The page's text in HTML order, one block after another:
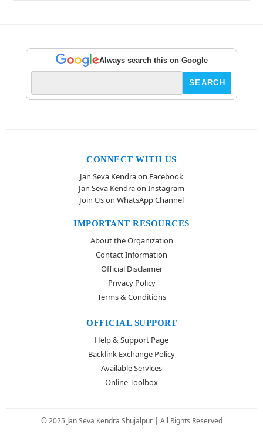
Always search this on Google
CONNECT WITH US
Jan Seva Kendra on Facebook
Jan Seva Kendra on Instagram
Join Us on WhatsApp Channel
IMPORTANT RESOURCES
About the Organization
Contact Information
Official Disclaimer
Privacy Policy
Terms & Conditions
OFFICIAL SUPPORT
Help & Support Page
Backlink Exchange Policy
Available Services
Online Toolbox
© 2025 Jan Seva Kendra Shujalpur | All Rights Reserved